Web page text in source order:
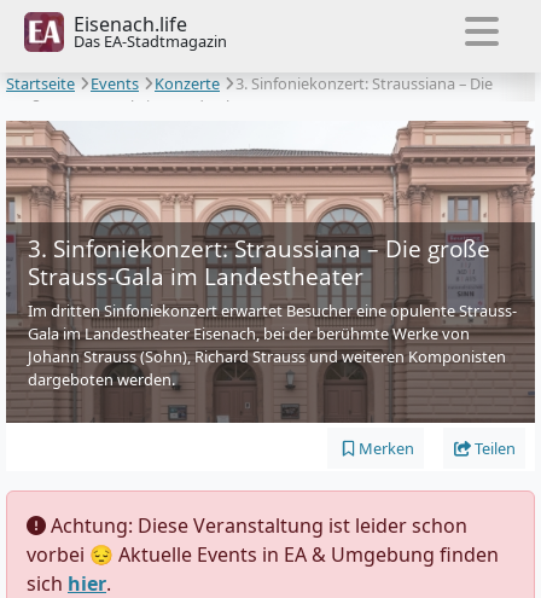
Eisenach.life
Das EA-Stadtmagazin
Startseite
Events Konzerte
3. Sinfoniekonzert: Straussiana – Die
große Strauss-Gala im Landestheater
3. Sinfoniekonzert: Straussiana – Die große
Strauss-Gala im Landestheater
Im dritten Sinfoniekonzert erwartet Besucher eine opulente Strauss-
Gala im Landestheater Eisenach, bei der berühmte Werke von
Johann Strauss (Sohn), Richard Strauss und weiteren Komponisten
dargeboten werden.
Merken Teilen
️ Achtung: Diese Veranstaltung ist leider schon
vorbei 😔 Aktuelle Events in EA & Umgebung finden
sich hier.